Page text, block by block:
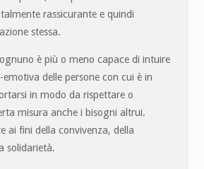
rassicurante e quindi
stessa.
è più o meno capace di intuire
delle persone con cui è in
in modo da rispettare o
misura anche i bisogni altrui.
ai fini della convivenza, della
solidarietà.